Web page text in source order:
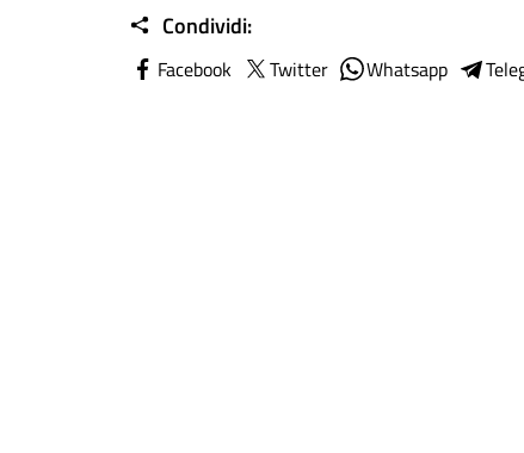
Condividi:
Facebook Twitter Whatsapp